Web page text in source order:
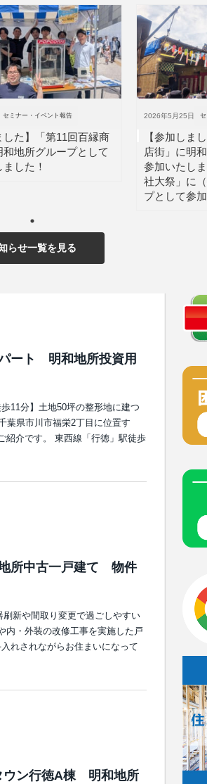
セミナー・イベント報告
した】「第11回百縁商
和地所グループとして
した！
2026年5月25日
【参加しま
店街」に明
参加いたし
社大祭」に
プとして参
らせ一覧を見る
ート 明和地所投資用
11分】土地50坪の整形地に建つ
葉県市川市福栄2丁目に位置す
紹介です。 東西線「行徳」駅徒歩
所中古一戸建て 物件
新や間取り変更で過ごしやすい
内・外装の改修工事を実施した戸
れされながらお住まいになって
ン行徳A棟 明和地所